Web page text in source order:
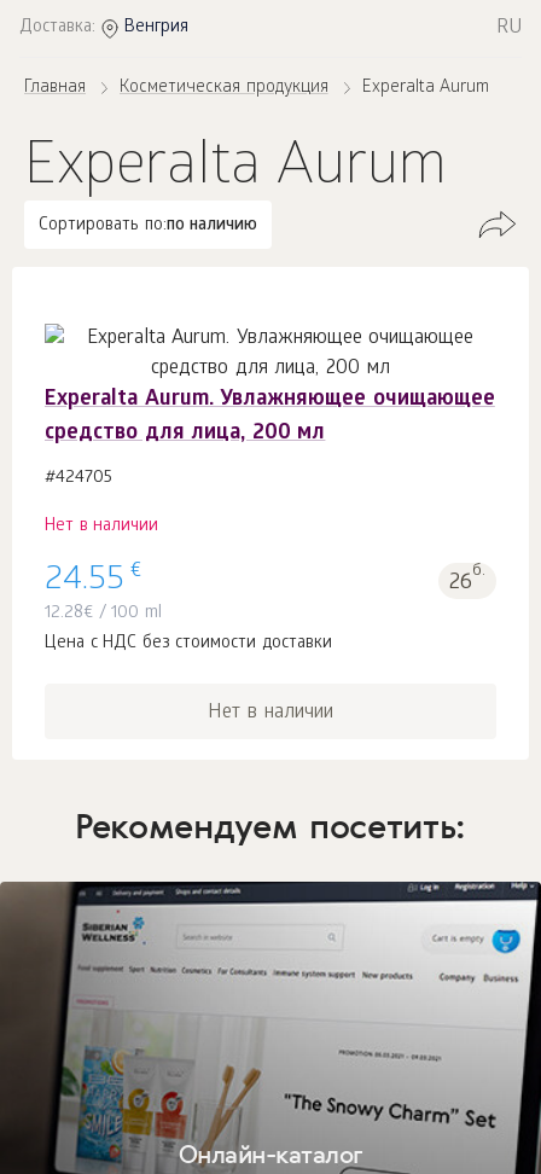
Доставка: Венгрия RU
Главная Косметическая продукция Experalta Aurum
Experalta Aurum
Сортировать по:по наличию
Experalta Aurum. Увлажняющее очищающее
средство для лица, 200 мл
#424705
Нет в наличии
24.55 € 26б.
12.28€ / 100 ml
Цена с НДС без стоимости доставки
Нет в наличии
Рекомендуем посетить:
Онлайн-каталог